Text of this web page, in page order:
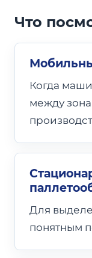
Что
Когда
между
Для
понятным